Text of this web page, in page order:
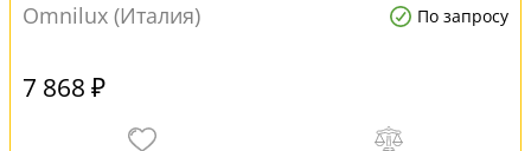
Omnilux (Италия) По запросу
7 868 ₽